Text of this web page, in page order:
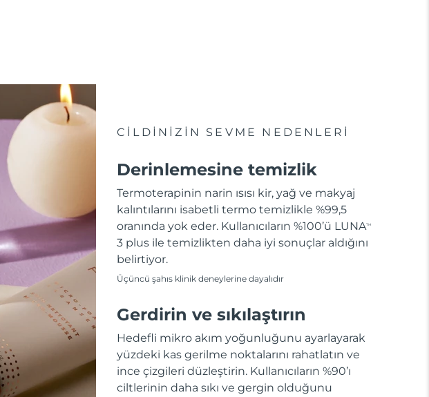
CİLDİNİZİN SEVME NEDENLERİ
Derinlemesine temizlik
Termoterapinin narin ısısı kir, yağ ve makyaj
kalıntılarını isabetli termo temizlikle %99,5
oranında yok eder. Kullanıcıların %100’ü LUNATM
3 plus ile temizlikten daha iyi sonuçlar aldığını
belirtiyor.
Üçüncü şahıs klinik deneylerine dayalıdır
Gerdirin ve sıkılaştırın
Hedefli mikro akım yoğunluğunu ayarlayarak
yüzdeki kas gerilme noktalarını rahatlatın ve
ince çizgileri düzleştirin. Kullanıcıların %90’ı
ciltlerinin daha sıkı ve gergin olduğunu